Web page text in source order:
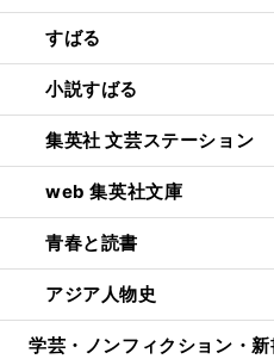
すばる
小説すばる
集英社 文芸ステーション
web 集英社文庫
青春と読書
アジア人物史
学芸・ノンフィクション・新